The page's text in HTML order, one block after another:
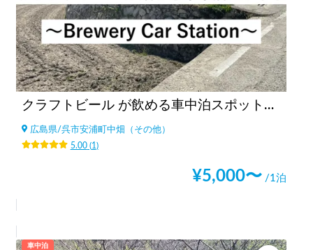
クラフトビール が飲める車中泊スポット🍻-Brewery Car Station
広島県/呉市安浦町中畑（その他）
5.00(1 )
¥5,000〜 /1泊
車中泊